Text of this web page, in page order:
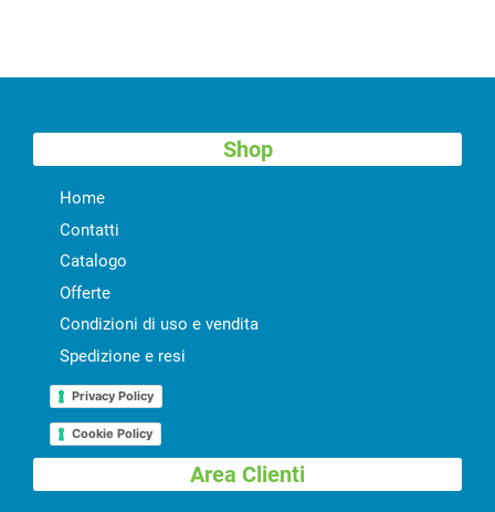
Shop
Home
Contatti
Catalogo
Offerte
Condizioni di uso e vendita
Spedizione e resi
Privacy Policy
Cookie Policy
Area Clienti